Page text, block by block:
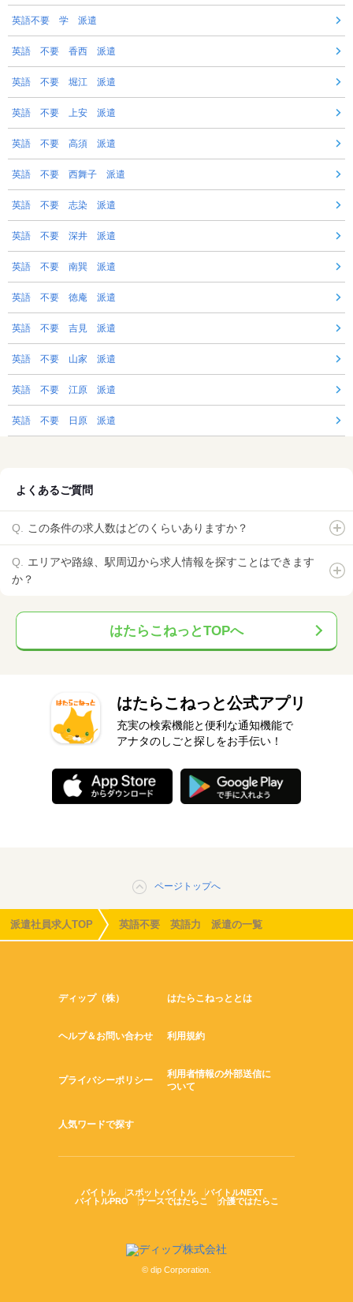
英語不要 学 派遣
英語 不要 香西 派遣
英語 不要 堀江 派遣
英語 不要 上安 派遣
英語 不要 高須 派遣
英語 不要 西舞子 派遣
英語 不要 志染 派遣
英語 不要 深井 派遣
英語 不要 南巽 派遣
英語 不要 徳庵 派遣
英語 不要 吉見 派遣
英語 不要 山家 派遣
英語 不要 江原 派遣
英語 不要 日原 派遣
よくあるご質問
この条件の求人数はどのくらいありますか？
エリアや路線、駅周辺から求人情報を探すことはできます
か？
はたらこねっとTOPへ
はたらこねっと公式アプリ
充実の検索機能と便利な通知機能で
アナタのしごと探しをお手伝い！
ページトップへ
派遣社員求人TOP 英語不要 英語力 派遣の一覧
ディップ（株） はたらこねっととは
ヘルプ＆お問い合わせ 利用規約
プライバシーポリシー
利用者情報の外部送信に
ついて
人気ワードで探す
バイトル スポットバイトル
バイトルNEXT
バイトルPRO
ナースではたらこ 介護ではたらこ
© dip Corporation.